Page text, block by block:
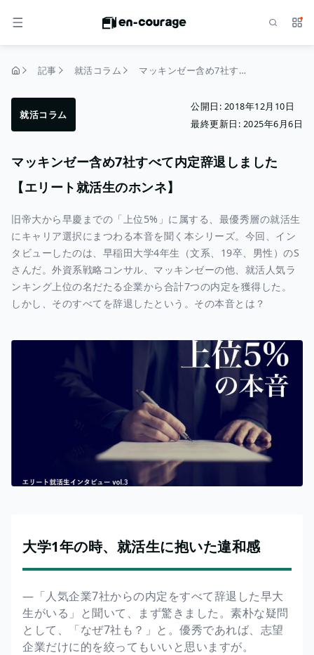
メニュー サ
記事 就活コラム マッキンゼー含め7社すべて内定辞退しました【エリート就活生のホンネ】
就活コラム
公開日: 2018年12月10日
最終更新日: 2025年6月6日
マッキンゼー含め7社すべて内定辞退しました
【エリート就活生のホンネ】
旧帝大から早慶までの「上位5%」に属する、最優秀層の就活生
にキャリア選択にまつわる本音を聞く本シリーズ。今回、イン
タビューしたのは、早稲田大学4年生（文系、19卒、男性）のS
さんだ。外資系戦略コンサル、マッキンゼーの他、就活人気ラ
ンキング上位の名だたる企業から合計7つの内定を獲得した。
しかし、そのすべてを辞退したという。その本音とは？
大学1年の時、就活生に抱いた違和感
―「人気企業7社からの内定をすべて辞退した早大
生がいる」と聞いて、まず驚きました。素朴な疑問
として、「なぜ7社も？」と。優秀であれば、志望
企業だけに的を絞ってもいいと思いますが。